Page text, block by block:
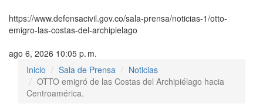
https://www.defensacivil.gov.co/sala-prensa/noticias-1/otto-
emigro-las-costas-del-archipielago
ago 6, 2026 10:05 p. m.
Inicio
Sala de Prensa
Noticias
OTTO emigró de las Costas del Archipiélago hacia
Centroamérica.